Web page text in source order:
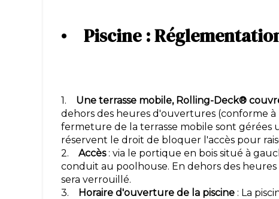
• Piscine :
1. Une terrasse mobile, Rolling-Deck®
dehors des heures d'ouvertures (conforme
fermeture de la terrasse mobile sont gérées
réservent le droit de bloquer l'accès pour
2. Accès : via le portique en bois situé à
conduit au poolhouse. En dehors des
sera verrouillé.
3.
Horaire d'ouverture de la piscine : La